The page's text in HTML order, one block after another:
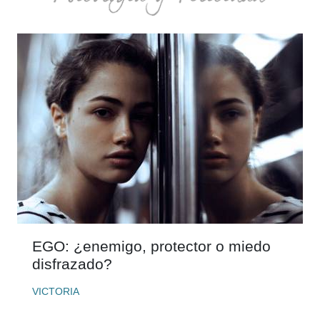
EGO: ¿enemigo, protector o miedo
disfrazado?
VICTORIA